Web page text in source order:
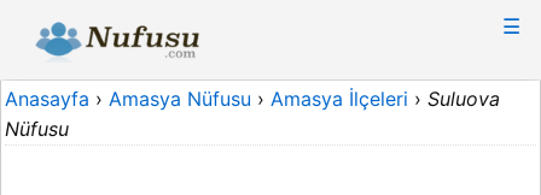
☰
Anasayfa › Amasya Nüfusu › Amasya İlçeleri › Suluova
Nüfusu